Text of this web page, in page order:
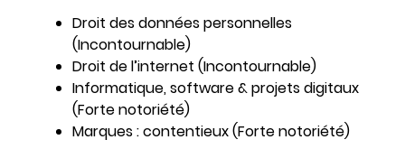
Droit des données personnelles
(Incontournable)
Droit de l’internet (Incontournable)
Informatique, software & projets digitaux
(Forte notoriété)
Marques : contentieux (Forte notoriété)